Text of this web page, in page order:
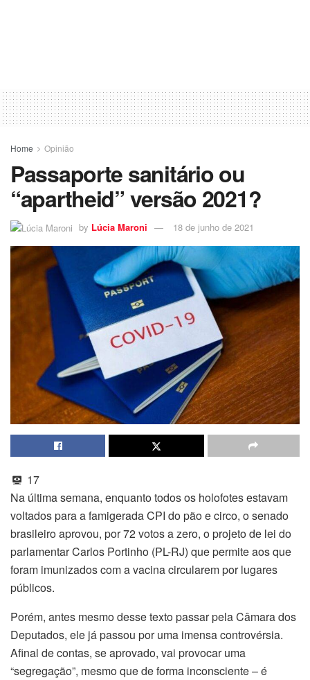
Home Opinião
Passaporte sanitário ou
“apartheid” versão 2021?
by Lúcia Maroni 18 de junho de 2021
17
Na última semana, enquanto todos os holofotes estavam
voltados para a famigerada CPI do pão e circo, o senado
brasileiro aprovou, por 72 votos a zero, o projeto de lei do
parlamentar Carlos Portinho (PL-RJ) que permite aos que
foram imunizados com a vacina circularem por lugares
públicos.
Porém, antes mesmo desse texto passar pela Câmara dos
Deputados, ele já passou por uma imensa controvérsia.
Afinal de contas, se aprovado, vai provocar uma
“segregação”, mesmo que de forma inconsciente – é